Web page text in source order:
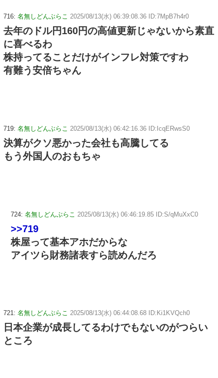
716: 名無しどんぶらこ 2025/08/13(水) 06:39:08.36 ID:7MpB7h4r0
去年のドル円160円の高値更新じゃないから素直
に喜べるわ
株持ってることだけがインフレ対策ですわ
有難う安倍ちゃん
719: 名無しどんぶらこ 2025/08/13(水) 06:42:16.36 ID:IcqERwsS0
決算がクソ悪かった会社も高騰してる
もう外国人のおもちゃ
724: 名無しどんぶらこ 2025/08/13(水) 06:46:19.85 ID:S/qMuXxC0
>>719
株屋って基本アホだからな
アイツら財務諸表すら読めんだろ
721: 名無しどんぶらこ 2025/08/13(水) 06:44:08.68 ID:Ki1KVQch0
日本企業が成長してるわけでもないのがつらい
ところ